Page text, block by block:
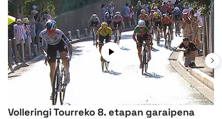
Volleringi Tourreko 8. etapan garaipena